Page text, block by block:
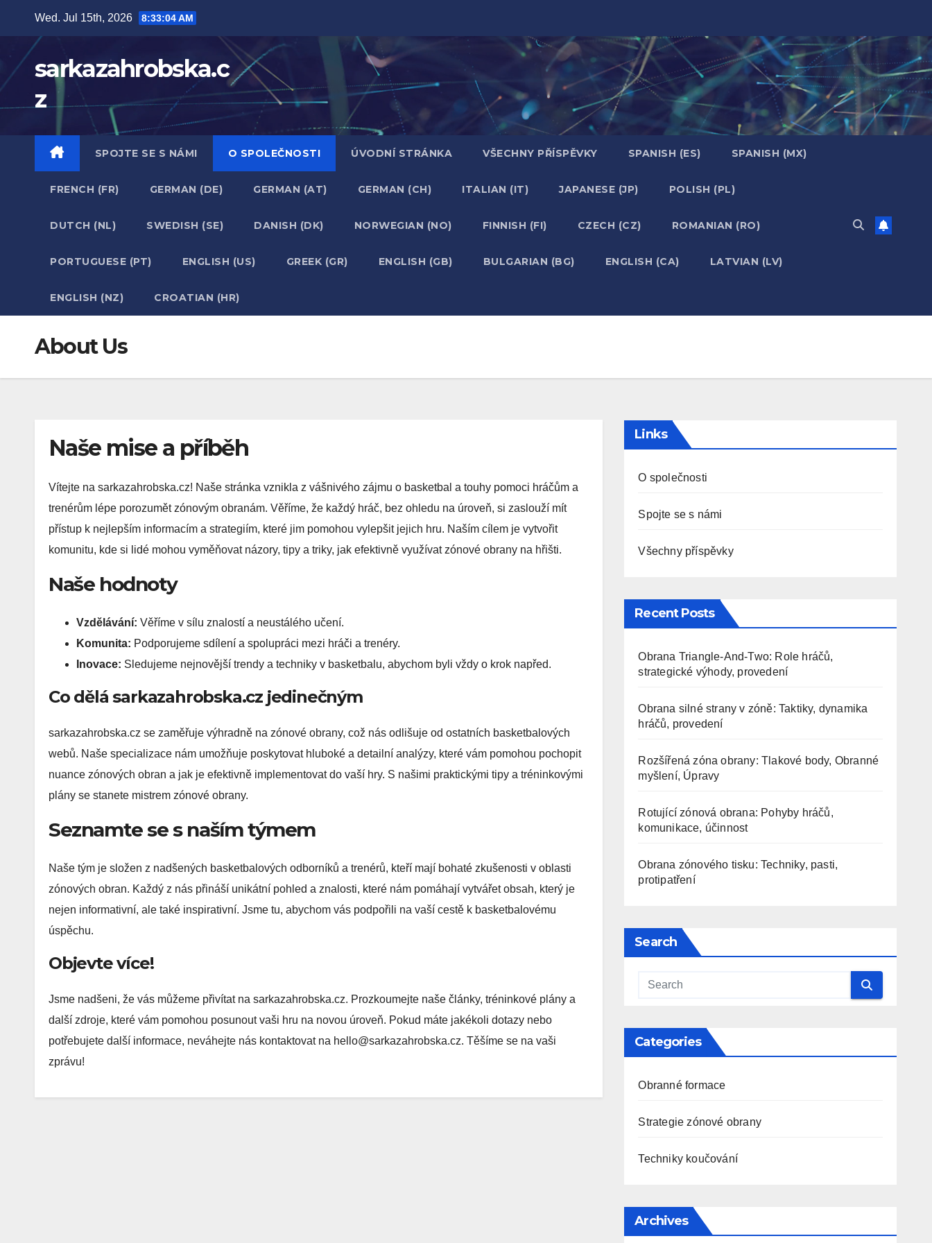
content
Wed. Jul 15th, 2026 8:33:05 AM
sarkazahrobska.c
z
SPOJTE SE S NÁMI O SPOLEČNOSTI ÚVODNÍ STRÁNKA VŠECHNY PŘÍSPĚVKY SPANISH (ES) SPANISH (MX)
FRENCH (FR) GERMAN (DE) GERMAN (AT) GERMAN (CH) ITALIAN (IT) JAPANESE (JP) POLISH (PL)
DUTCH (NL) SWEDISH (SE) DANISH (DK) NORWEGIAN (NO) FINNISH (FI) CZECH (CZ) ROMANIAN (RO)
PORTUGUESE (PT) ENGLISH (US) GREEK (GR) ENGLISH (GB) BULGARIAN (BG) ENGLISH (CA) LATVIAN (LV)
ENGLISH (NZ) CROATIAN (HR)
About Us
Naše mise a příběh
Vítejte na sarkazahrobska.cz! Naše stránka vznikla z vášnivého zájmu o basketbal a touhy pomoci hráčům a
trenérům lépe porozumět zónovým obranám. Věříme, že každý hráč, bez ohledu na úroveň, si zaslouží mít
přístup k nejlepším informacím a strategiím, které jim pomohou vylepšit jejich hru. Naším cílem je vytvořit
komunitu, kde si lidé mohou vyměňovat názory, tipy a triky, jak efektivně využívat zónové obrany na hřišti.
Naše hodnoty
Vzdělávání: Věříme v sílu znalostí a neustálého učení.
Komunita: Podporujeme sdílení a spolupráci mezi hráči a trenéry.
Inovace: Sledujeme nejnovější trendy a techniky v basketbalu, abychom byli vždy o krok napřed.
Co dělá sarkazahrobska.cz jedinečným
sarkazahrobska.cz se zaměřuje výhradně na zónové obrany, což nás odlišuje od ostatních basketbalových
webů. Naše specializace nám umožňuje poskytovat hluboké a detailní analýzy, které vám pomohou pochopit
nuance zónových obran a jak je efektivně implementovat do vaší hry. S našimi praktickými tipy a tréninkovými
plány se stanete mistrem zónové obrany.
Seznamte se s naším týmem
Naše tým je složen z nadšených basketbalových odborníků a trenérů, kteří mají bohaté zkušenosti v oblasti
zónových obran. Každý z nás přináší unikátní pohled a znalosti, které nám pomáhají vytvářet obsah, který je
nejen informativní, ale také inspirativní. Jsme tu, abychom vás podpořili na vaší cestě k basketbalovému
úspěchu.
Objevte více!
Jsme nadšeni, že vás můžeme přivítat na sarkazahrobska.cz. Prozkoumejte naše články, tréninkové plány a
další zdroje, které vám pomohou posunout vaši hru na novou úroveň. Pokud máte jakékoli dotazy nebo
potřebujete další informace, neváhejte nás kontaktovat na hello@sarkazahrobska.cz. Těšíme se na vaši
zprávu!
Links
O společnosti
Spojte se s námi
Všechny příspěvky
Recent Posts
Obrana Triangle-And-Two: Role hráčů,
strategické výhody, provedení
Obrana silné strany v zóně: Taktiky, dynamika
hráčů, provedení
Rozšířená zóna obrany: Tlakové body, Obranné
myšlení, Úpravy
Rotující zónová obrana: Pohyby hráčů,
komunikace, účinnost
Obrana zónového tisku: Techniky, pasti,
protipatření
Search
Categories
Obranné formace
Strategie zónové obrany
Techniky koučování
Archives